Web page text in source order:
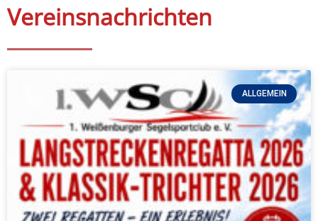
Vereinsnachrichten
ALLGEMEIN